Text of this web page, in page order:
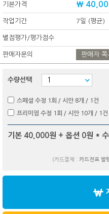
기본가격 ₩
작업기간 7일 (평균)
별점평가/평가점수
판매자문의 판매자 쪽
수량선택
스페셜 수정 1회 / 시안 8개 / 1건
프리미엄 수정 1회 / 시안 10개 / 1건
기본 40,000원 + 옵션 0원 *
(카드결제 : 카드전표 발